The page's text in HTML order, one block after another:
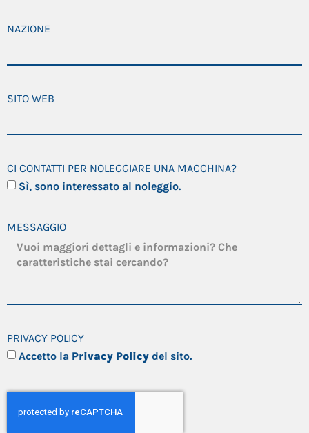
NAZIONE
SITO WEB
CI CONTATTI PER NOLEGGIARE UNA MACCHINA?
Sì, sono interessato al noleggio.
MESSAGGIO
PRIVACY POLICY
Accetto la Privacy Policy del sito.